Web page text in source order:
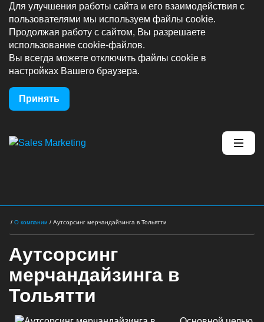
Для улучшения работы сайта и его взаимодействия с
пользователями мы используем файлы cookie.
Продолжая работу с сайтом, Вы разрешаете
использование cookie-файлов.
Вы всегда можете отключить файлы cookie в
настройках Вашего браузера.
Принять
/ О компании / Аутсорсинг мерчандайзинга в Тольятти
Аутсорсинг
мерчандайзинга в
Тольятти